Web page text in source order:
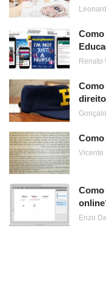
Renato
Como
Vicente
Enzo